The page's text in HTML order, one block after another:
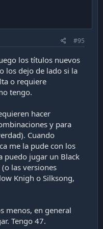
que me pude
de GPUs carísimas
Software que usaba
Después la
RTX 4070 Dual
Xbox Series X, y un
"porque se podía
por si lo quería"
una Playseat
dejar de comprarme
audifonos, mouse,
que a mediados-
juegos un rato, los
#95
los títulos nuevos
los dejo de lado si la
o requiere
tengo.
hacer
y para
Cuando
me la pude con los
puedo jugar un Black
las versiones
Knigh o Silksong,
menos, en general
Tengo 47.